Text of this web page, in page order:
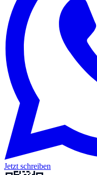
Jetzt schreiben